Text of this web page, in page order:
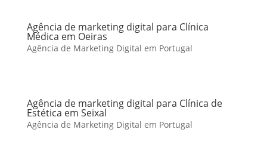
Agência de marketing digital para Clínica
Médica em Oeiras
Agência de Marketing Digital em Portugal
Agência de marketing digital para Clínica de
Estética em Seixal
Agência de Marketing Digital em Portugal